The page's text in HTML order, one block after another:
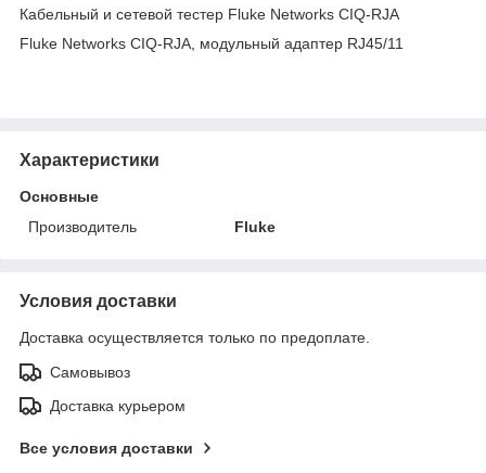
Кабельный и сетевой тестер Fluke Networks CIQ-RJA
Fluke Networks CIQ-RJA, модульный адаптер RJ45/11
Характеристики
Основные
Производитель
Fluke
Условия доставки
Доставка осуществляется только по предоплате.
Самовывоз
Доставка курьером
Все условия доставки